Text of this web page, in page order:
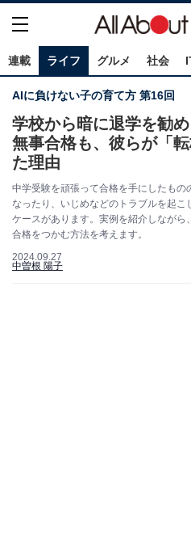
連載 ライフ グルメ 社会
AIに負けない子の育て方 第16回
学校から暗に退学を勧
無事合格も、彼らが「
た理由
中学受験を頑張って合格を手にしたも
なったり、いじめなどのトラブルを起
ケースがあります。実例を紹介しなが
合格をつかむ方法を考えます。
2024.09.27
中曽根 陽子